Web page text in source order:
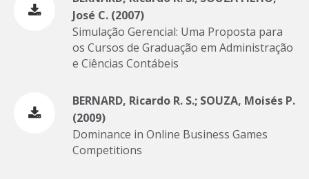
José C. (2007)
Simulação Gerencial: Uma Proposta para
os Cursos de Graduação em Administração
e Ciências Contábeis
BERNARD, Ricardo R. S.; SOUZA, Moisés P.
(2009)
Dominance in Online Business Games
Competitions